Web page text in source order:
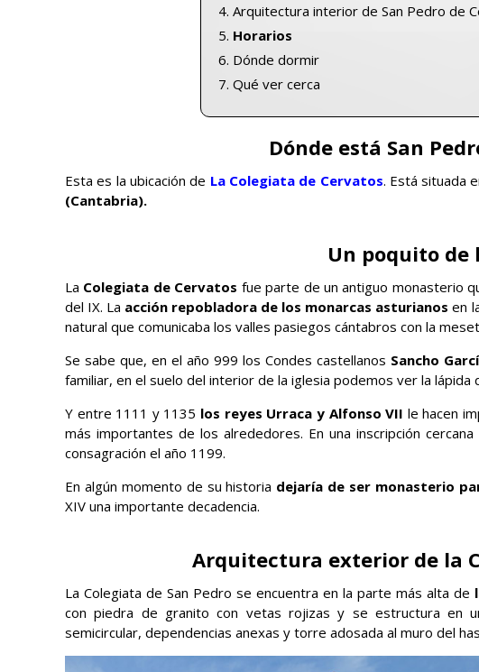
Arquitectura interior de San Pedro de
Horarios
Dónde dormir
Qué ver cerca
Dónde está San
Esta es la ubicación de La Colegiata de Cervatos. Está situada
(Cantabria).
Un poquito de
La Colegiata de Cervatos fue parte de un antiguo monasterio
del IX. La acción repobladora de los monarcas asturianos en
natural que comunicaba los valles pasiegos cántabros con la
Se sabe que, en el año 999 los Condes castellanos Sancho
familiar, en el suelo del interior de la iglesia podemos ver la lápida
Y entre 1111 y 1135 los reyes Urraca y Alfonso VII le hacen
más importantes de los alrededores. En una inscripción
consagración el año 1199.
En algún momento de su historia dejaría de ser monasterio
XIV una importante decadencia.
Arquitectura exterior de la
La Colegiata de San Pedro se encuentra en la parte más alta de
con piedra de granito con vetas rojizas y se estructura en
semicircular, dependencias anexas y torre adosada al muro del